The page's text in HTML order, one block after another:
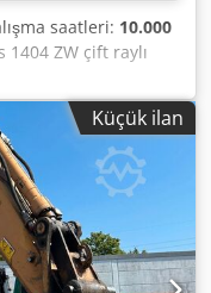
saatleri: 10.000
1404 ZW çift raylı
10.000 h * hidrolik
fazla fotoğraf ve
T Uvs Amieck *
ve ara satış hakkı
Küçük ilan